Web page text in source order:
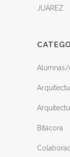
JUÁREZ
Alumnas/
Bitácora